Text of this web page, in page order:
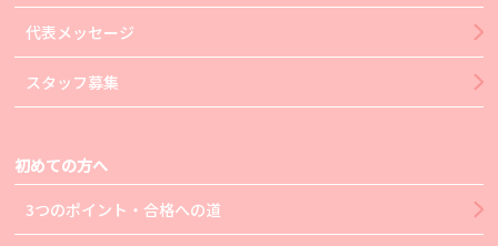
代表メッセージ
スタッフ募集
初めての方へ
3つのポイント・合格への道